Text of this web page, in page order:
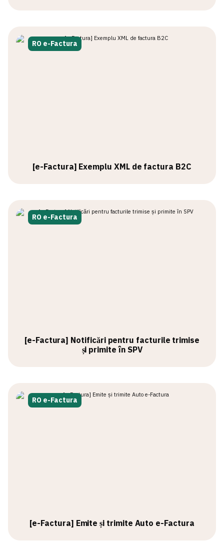
RO e-Factura
[e-Factura] Exemplu XML de factura B2C
RO e-Factura
[e-Factura] Notificări pentru facturile trimise
și primite în SPV
RO e-Factura
[e-Factura] Emite și trimite Auto e-Factura